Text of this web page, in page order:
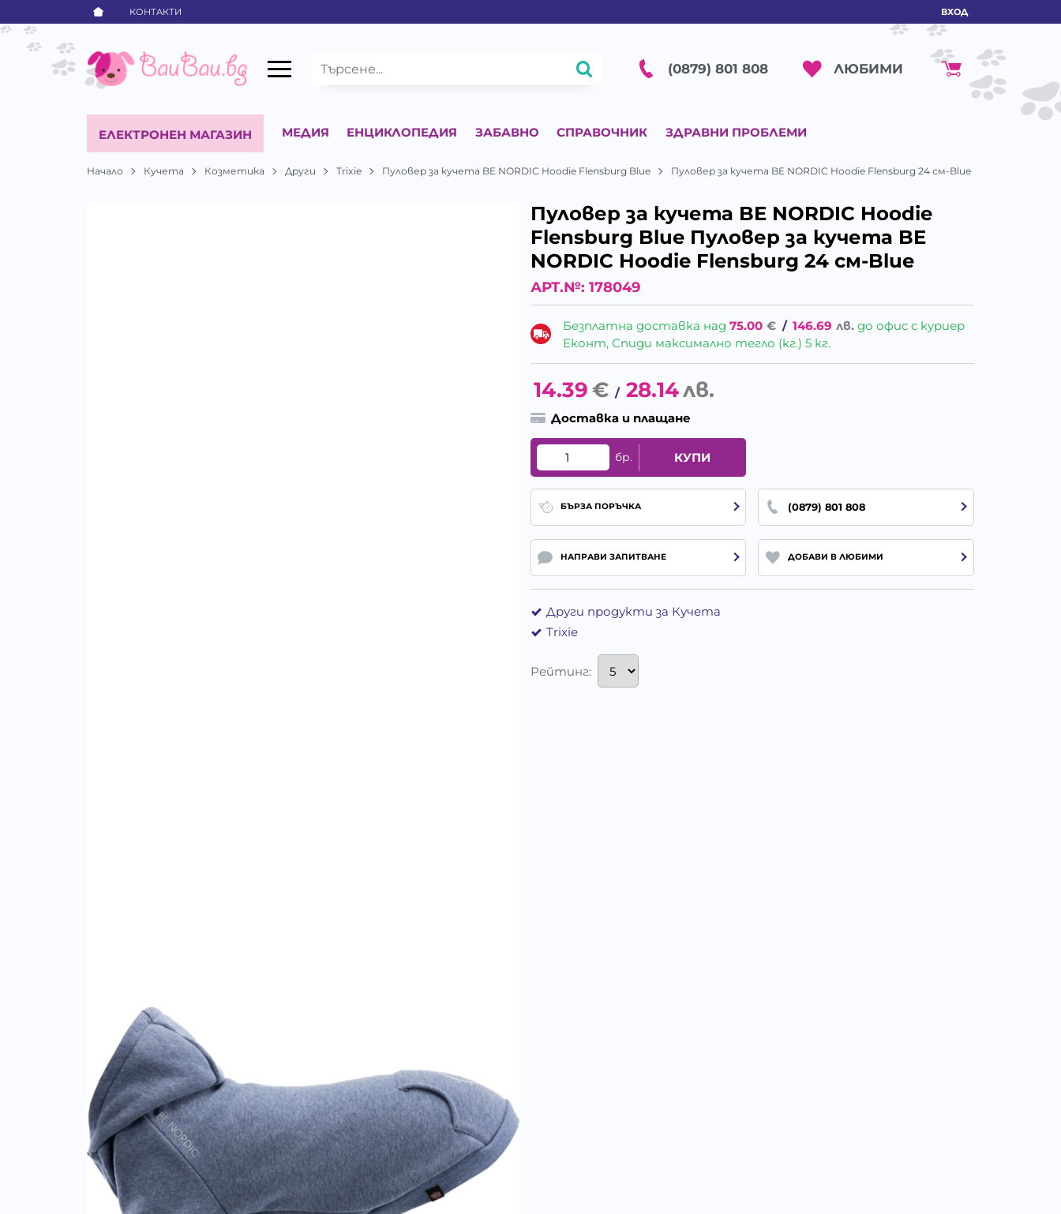
КОНТАКТИ ВХОД
(0879) 801 808 ЛЮБИМИ
ЕЛЕКТРОНЕН МАГАЗИН МЕДИЯ ЕНЦИКЛОПЕДИЯ ЗАБАВНО СПРАВОЧНИК ЗДРАВНИ ПРОБЛЕМИ
Начало Кучета Козметика Други Trixie Пуловер за кучета BE NORDIC Hoodie Flensburg Blue Пуловер за кучета BE NORDIC Hoodie Flensburg 24 см-Blue
Пуловер за кучета BE NORDIC Hoodie
Flensburg Blue Пуловер за кучета BE
NORDIC Hoodie Flensburg 24 см-Blue
АРТ.№: 178049
Безплатна доставка над75.00 € / 146.69 лв. до офис с куриер
Еконт, Спиди максимално тегло (кг.) 5 кг.
14.39€ / 28.14лв.
Доставка и плащане
бр. КУПИ
БЪРЗА ПОРЪЧКА (0879) 801 808
НАПРАВИ ЗАПИТВАНЕ ДОБАВИ В ЛЮБИМИ
Други продукти за Кучета
Trixie
Рейтинг: